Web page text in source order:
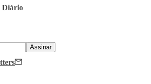
Diário
Assinar